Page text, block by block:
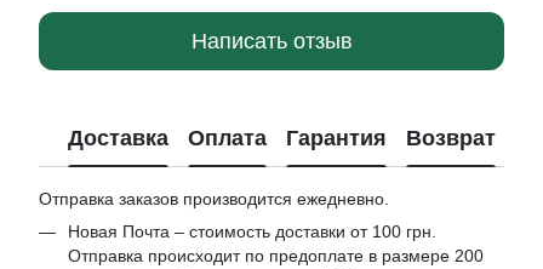
Написать отзыв
Доставка Оплата Гарантия Возврат
Отправка заказов производится ежедневно.
Новая Почта – стоимость доставки от 100 грн.
Отправка происходит по предоплате в размере 200